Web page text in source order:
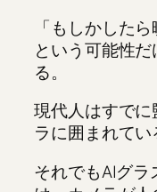
「もしかした
という可能性
る。
現代人はすでに
ラに囲まれてい
それでもAIグ